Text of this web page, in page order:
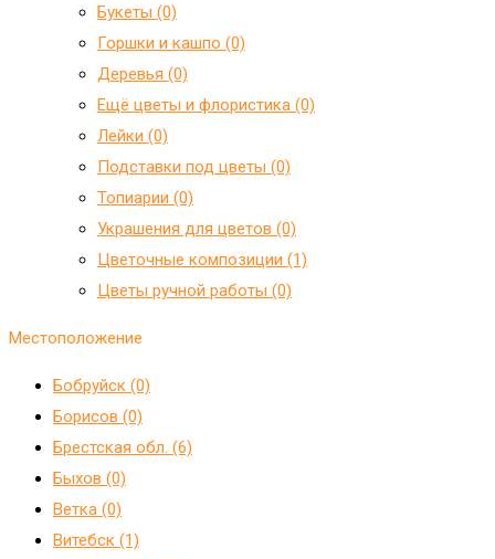
Букеты (0)
Горшки и кашпо (0)
Деревья (0)
Ещё цветы и флористика (0)
Лейки (0)
Подставки под цветы (0)
Топиарии (0)
Украшения для цветов (0)
Цветочные композиции (1)
Цветы ручной работы (0)
Местоположение
Бобруйск (0)
Борисов (0)
Брестская обл. (6)
Быхов (0)
Ветка (0)
Витебск (1)